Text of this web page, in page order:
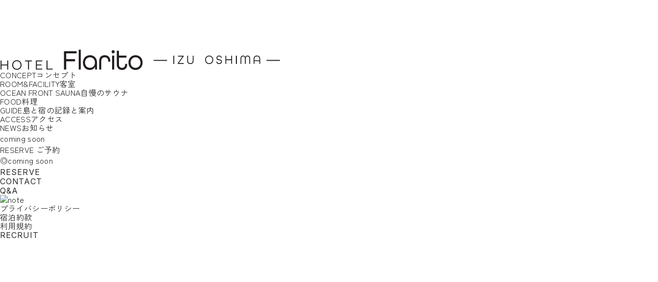
CONCEPTコンセプト
ROOM&FACILITY客室
OCEAN FRONT SAUNA自慢のサウナ
FOOD料理
GUIDE島と宿の記録と案内
ACCESSアクセス
NEWSお知らせ
coming soon
RESERVE ご予約
◎coming soon
RESERVE
CONTACT
Q&A
プライバシーポリシー
宿泊約款
利用規約
RECRUIT